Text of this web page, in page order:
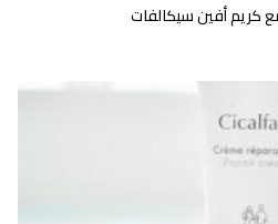
كريم أفين سيكالفات